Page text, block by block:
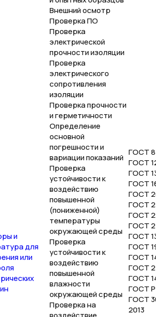
и
для
или
Внешний осмотр
Проверка ПО
Проверка
электрической
прочности изоляции
Проверка
электрического
сопротивления
изоляции
Проверка прочности
и герметичности
Определение
основной
погрешности и
вариации показаний
Проверка
устойчивости к
воздействию
повышенной
(пониженной)
температуры
окружающей среды
Проверка
устойчивости к
воздействию
повышенной
влажности
окружающей среды
Проверка на
ГОСТ
ГОСТ
ГОСТ
ГОСТ
ГОСТ
ГОСТ
ГОСТ
ГОСТ
ГОСТ
ГОСТ
ГОСТ
ГОСТ
ГОСТ
ГОСТ Р
ГОСТ
2013